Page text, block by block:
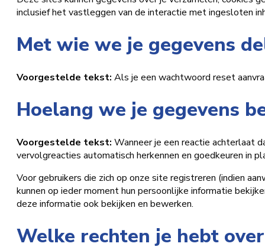
inclusief het vastleggen van de interactie met ingesloten
Met wie we je gegevens
Voorgestelde tekst: Als je een wachtwoord reset
Hoelang we je gegevens
Voorgestelde tekst: Wanneer je een reactie achterlaat
vervolgreacties automatisch herkennen en goedkeuren in
Voor gebruikers die zich op onze site registreren (indien
kunnen op ieder moment hun persoonlijke informatie
deze informatie ook bekijken en bewerken.
Welke rechten je hebt